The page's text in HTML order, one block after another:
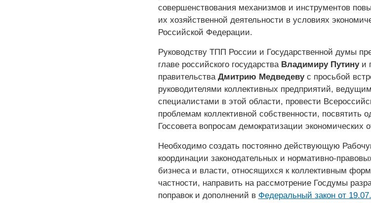
совершенствования механизмов и инструментов
их хозяйственной деятельности в условиях
Российской Федерации.
Руководству ТПП России и Государственной думы
главе российского государства Владимиру Путинуи
правительства Дмитрию Медведевус просьбой
руководителями коллективных предприятий,
специалистами в этой области, провести
проблемам коллективной собственности, посвятить
Госсовета вопросам демократизации экономических
Необходимо создать постоянно действующую
координации законодательных и нормативно-
бизнеса и власти, относящихся к коллективным
частности, направить на рассмотрение Госдумы
поправок и дополнений в Федеральный закон от